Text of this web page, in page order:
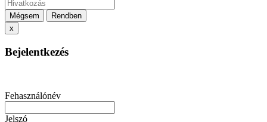
Mégsem
Rendben
x
Bejelentkezés
Fehasználónév
Jelszó